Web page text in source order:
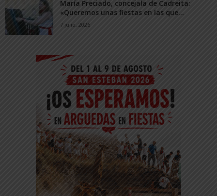
María Preciado, concejala de Cadreita:
«Queremos unas fiestas en las que...
7 julio, 2026